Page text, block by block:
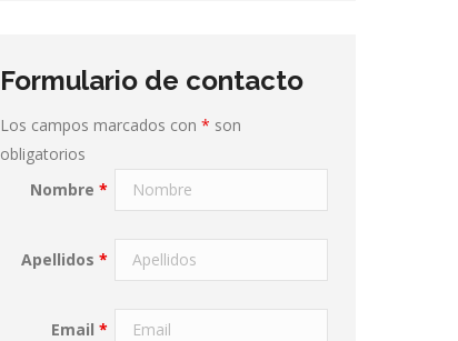
Formulario de contacto
Los campos marcados con * son
obligatorios
Nombre*
Apellidos*
Email*